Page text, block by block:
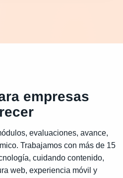
empresas
evaluaciones, avance,
Trabajamos con más de 15
cuidando contenido,
web, experiencia móvil y